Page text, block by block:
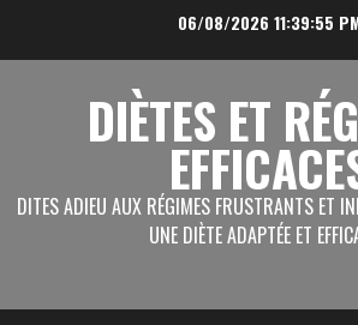
06/08/2026 11:39:55
DIÈTES ET
DITES ADIEU AUX RÉGIMES FRUSTRANTS ET
UNE DIÈTE ADAPTÉE ET